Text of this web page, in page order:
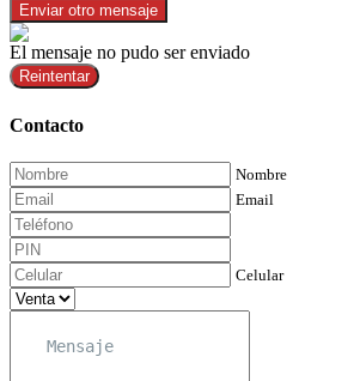
Enviar otro mensaje
El mensaje no pudo ser enviado
Reintentar
Contacto
Nombre
Email
Celular